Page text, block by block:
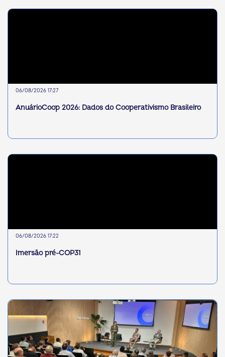
06/08/2026 17:27
AnuárioCoop 2026: Dados do Cooperativismo Brasileiro
06/08/2026 17:22
Imersão pré-COP31